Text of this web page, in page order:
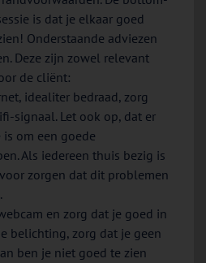
is dat je elkaar goed
Onderstaande adviezen
Deze zijn zowel relevant
de cliënt:
idealiter bedraad, zorg
signaal. Let ook op, dat er
om een goede
Als iedereen thuis bezig is
zorgen dat dit problemen
en zorg dat je goed in
belichting, zorg dat je geen
ben je niet goed te zien